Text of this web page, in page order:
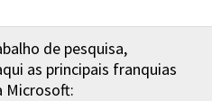
de pesquisa,
as principais franquias
Microsoft: